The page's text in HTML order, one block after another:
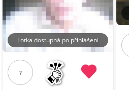
Fotka dostupná po přihlášení
?